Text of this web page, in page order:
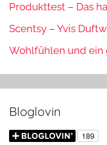
Produkttest – Das
Scentsy – Yvis
Wohlfühlen und ein
Bloglovin